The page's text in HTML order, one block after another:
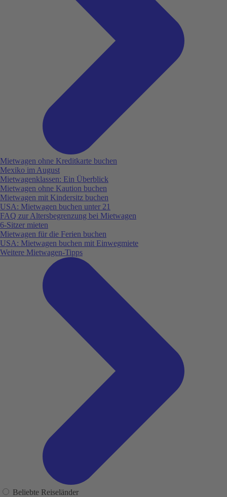
Mietwagen ohne Kreditkarte buchen
Mexiko im August
Mietwagenklassen: Ein Überblick
Mietwagen ohne Kaution buchen
Mietwagen mit Kindersitz buchen
USA: Mietwagen buchen unter 21
FAQ zur Altersbegrenzung bei Mietwagen
6-Sitzer mieten
Mietwagen für die Ferien buchen
USA: Mietwagen buchen mit Einwegmiete
Weitere Mietwagen-Tipps
Beliebte Reiseländer